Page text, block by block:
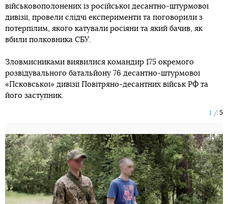
військовополонених із російської десантно-штурмової
дивізії, провели слідчі експерименти та поговорили з
потерпілим, якого катували росіяни та який бачив, як
вбили полковника СБУ.
Зловмисниками виявилися командир 175 окремого
розвідувального батальйону 76 десантно-штурмової
«Псковської» дивізії Повітряно-десантних військ РФ та
його заступник.
1 5